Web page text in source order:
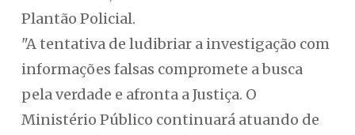
Plantão Policial.
"A tentativa de ludibriar a investigação com
informações falsas compromete a busca
pela verdade e afronta a Justiça. O
Ministério Público continuará atuando de